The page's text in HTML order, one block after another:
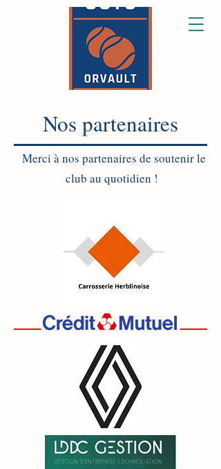
Nos partenaires
Merci à nos partenaires de soutenir le
club au quotidien !